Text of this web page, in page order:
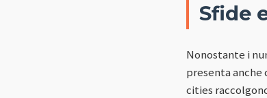
Sfide
Nonostante i
presenta anche
cities